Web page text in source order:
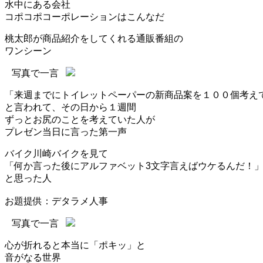
水中にある会社
コポコポコーポレーションはこんなだ
桃太郎が商品紹介をしてくれる通販番組の
ワンシーン
写真で一言
「来週までにトイレットペーパーの新商品案を１００個考え
と言われて、その日から１週間
ずっとお尻のことを考えていた人が
プレゼン当日に言った第一声
バイク川崎バイクを見て
「何か言った後にアルファベット3文字言えばウケるんだ！」
と思った人
お題提供：デタラメ人事
写真で一言
心が折れると本当に「ポキッ」と
音がなる世界